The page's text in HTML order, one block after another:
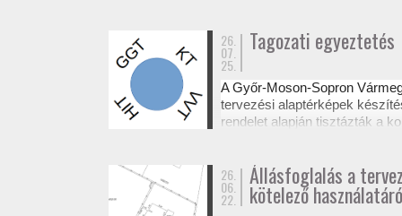
26.
07.
25.
Tagozati egyeztetés
A Győr-Moson-Sopron
tervezési alaptérképek
rendelet alapján tisztázták a
26.
06.
22.
Állásfoglalás a
kötelező